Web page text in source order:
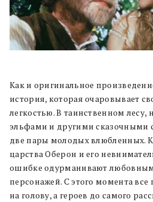
Как и оригинальное
история, которая очаровывает
легкостью. В таинственном
эльфами и другими сказочными
две пары молодых влюбленных.
царства Оберон и его
ошибке одурманивают
персонажей. С этого момента все
на голову, а героев до самого